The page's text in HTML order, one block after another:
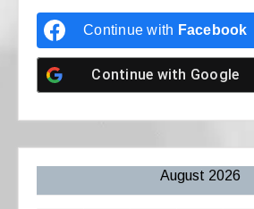
Continue with Facebook
Continue with Google
August 2026